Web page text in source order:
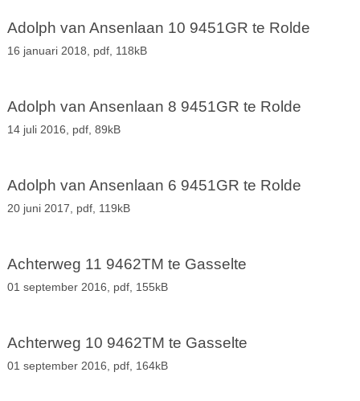
Adolph van Ansenlaan 10 9451GR te Rolde
16 januari 2018, pdf, 118kB
Adolph van Ansenlaan 8 9451GR te Rolde
14 juli 2016, pdf, 89kB
Adolph van Ansenlaan 6 9451GR te Rolde
20 juni 2017, pdf, 119kB
Achterweg 11 9462TM te Gasselte
01 september 2016, pdf, 155kB
Achterweg 10 9462TM te Gasselte
01 september 2016, pdf, 164kB